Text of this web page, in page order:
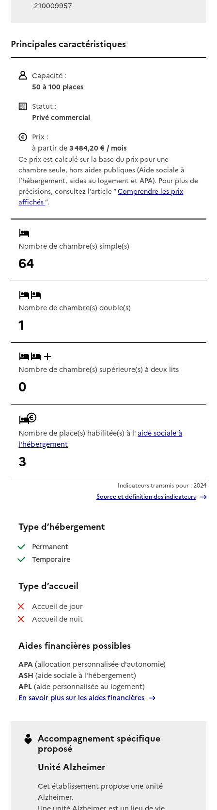
210009957
Principales caractéristiques
Capacité :
50 à 100 places
Statut :
Privé commercial
Prix :
à partir de3 484,20 € / mois
Ce prix est calculé sur la base du prix pour une
chambre seule, hors aides publiques (Aide sociale à
l’hébergement, aides au logement et APA). Pour plus de
précisions, consultez l’article “Comprendre les prix
affichés”.
Nombre de chambre(s) simple(s)
64
Nombre de chambre(s) double(s)
1
Nombre de chambre(s) supérieure(s) à deux lits
0
Nombre de place(s) habilitée(s) à l' aide sociale à
l'hébergement
3
Indicateurs transmis pour : 2024
Source et définition des indicateurs
Type d’hébergement
Permanent: disponible
Temporaire: disponible
Type d’accueil
Accueil de jour: non disponible
Accueil de nuit: non disponible
Aides financières possibles
APA (allocation personnalisée d'autonomie)
ASH (aide sociale à l'hébergement)
APL (aide personnalisée au logement)
En savoir plus sur les aides financières
Accompagnement spécifique
proposé
Unité Alzheimer
Cet établissement propose une unité
Alzheimer.